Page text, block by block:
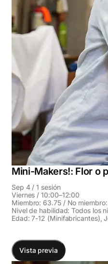
Mini-Makers!: Flor o
Sep 4 / 1 sesión
Viernes / 10:00–12:00
Miembro: 63.75 / No
Nivel de habilidad: Todos los
Edad: 7-12 (Minifabricantes),
Vista previa